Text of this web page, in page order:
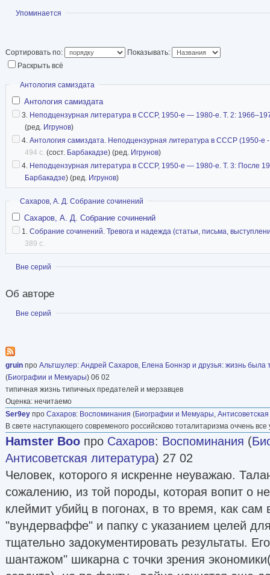
правозащитную
году был выслан с женой Еленой Боннэр из
Михаил Горбачёв разрешил Сахарову
что было расценено в мире как важная веха
борьбы с инакомыслием в СССР.
Статья в Википедии
Показать
Упоминается
Сортировать по:
Показывать:
Раскрыть всё
Скрыть
Антология самиздата
Антология самиздата
3. Неподцензурная литература в СССР, 1950-е — 1980-е. Т. 2:
(ред. Игрунов)
4. Антология самиздата. Неподцензурная литература в СССР (1950-е
494 с. (сост. Барбакадзе) (ред. Игрунов)
4. Неподцензурная литература в СССР, 1950-е — 1980-е. Т. 3: После
Барбакадзе) (ред. Игрунов)
Скрыть
Сахаров, А. Д. Собрание сочинений
Сахаров, А. Д. Собрание сочинений
1. Собрание сочинений. Тревога и надежда (статьи, письма,
389 с.
Показать
Вне серий
Об авторе
Показать
Вне серий
gruin про Альтшулер: Андрей Сахаров, Елена Боннэр и друзья: жизнь была
(Биографии и Мемуары) 06 02
типичная жизнь типичных предателей и мерзавцев
Оценка: нечитаемо
Ser9ey про Сахаров: Воспоминания (Биографии и Мемуары,
В свете наступающего современого российсково тоталитаризма оччень все
Hamster Boo про Сахаров: Воспоминания (
Антисоветская литература) 27 02
Человек, которого я искренне неуважаю.
сожалению, из той породы, которая вопит о
клеймит убийц в погонах, в то время, как сам
"вундерваффе" и папку с указанием целей
тщательно задокументировать результаты.
шантажом" шикарна с точки зрения